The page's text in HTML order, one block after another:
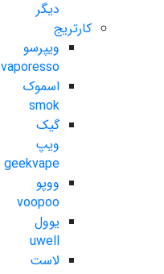
دیگر
کارتریج
ویپرسو
vaporesso
اسموک
smok
گیک
ویپ
geekvape
ووپو
voopoo
یوول
uwell
لاست